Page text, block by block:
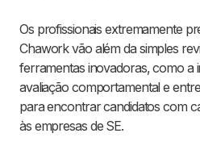
Os profissionais extremamente
Chawork vão além da simples
ferramentas inovadoras, como a
avaliação comportamental e
para encontrar candidatos com
às empresas de SE.